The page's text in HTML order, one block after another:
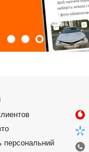
персональний